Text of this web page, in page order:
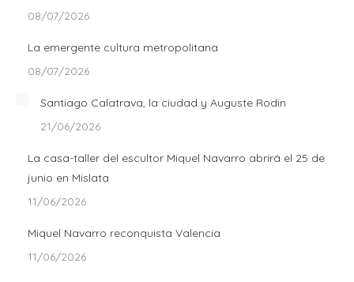
08/07/2026
La emergente cultura metropolitana
08/07/2026
Santiago Calatrava, la ciudad y Auguste Rodin
21/06/2026
La casa-taller del escultor Miquel Navarro abrirá el 25 de
junio en Mislata
11/06/2026
Miquel Navarro reconquista Valencia
11/06/2026